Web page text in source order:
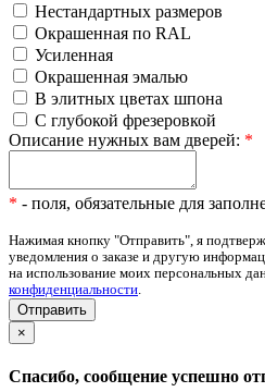
Нестандартных размеров
Окрашенная по RAL
Усиленная
Окрашенная эмалью
В элитных цветах шпона
С глубокой фрезеровкой
Описание нужных вам дверей: *
* - поля, обязательные для
Нажимая кнопку "Отправить", я
уведомления о заказе и другую
на использование моих персональных
конфиденциальности
×
Спасибо, сообщение успешно